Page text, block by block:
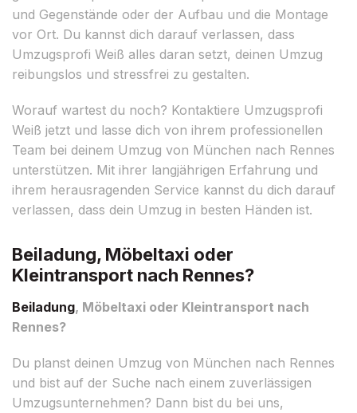
und Gegenstände oder der Aufbau und die Montage
vor Ort. Du kannst dich darauf verlassen, dass
Umzugsprofi Weiß alles daran setzt, deinen Umzug
reibungslos und stressfrei zu gestalten.
Worauf wartest du noch? Kontaktiere Umzugsprofi
Weiß jetzt und lasse dich von ihrem professionellen
Team bei deinem Umzug von München nach Rennes
unterstützen. Mit ihrer langjährigen Erfahrung und
ihrem herausragenden Service kannst du dich darauf
verlassen, dass dein Umzug in besten Händen ist.
Beiladung, Möbeltaxi oder
Kleintransport nach Rennes?
Beiladung, Möbeltaxi oder Kleintransport nach
Rennes?
Du planst deinen Umzug von München nach Rennes
und bist auf der Suche nach einem zuverlässigen
Umzugsunternehmen? Dann bist du bei uns,